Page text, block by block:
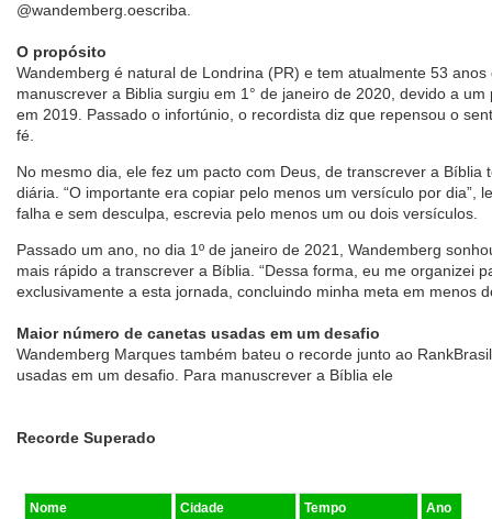
@wandemberg.oescriba.
O propósito
Wandemberg é natural de Londrina (PR) e tem atualmente 53 anos
manuscrever a Biblia surgiu em 1° de janeiro de 2020, devido a
em 2019. Passado o infortúnio, o recordista diz que repensou o
fé.
No mesmo dia, ele fez um pacto com Deus, de transcrever a Bíblia
diária. “O importante era copiar pelo menos um versículo por dia”,
falha e sem desculpa, escrevia pelo menos um ou dois versículos.
Passado um ano, no dia 1º de janeiro de 2021, Wandemberg
mais rápido a transcrever a Bíblia. “Dessa forma, eu me organizei
exclusivamente a esta jornada, concluindo minha meta em menos
Maior número de canetas usadas em um desafio
Wandemberg Marques também bateu o recorde junto ao
usadas em um desafio. Para manuscrever a Bíblia ele
Recorde Superado
Nome Cidade Tempo Ano